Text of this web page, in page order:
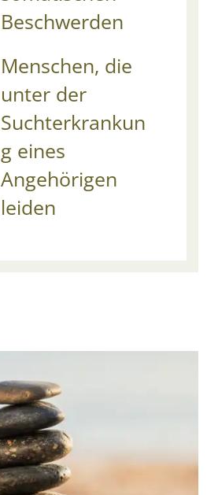
Beschwerden
Menschen, die
unter der
Suchterkrankun
g eines
Angehörigen
leiden